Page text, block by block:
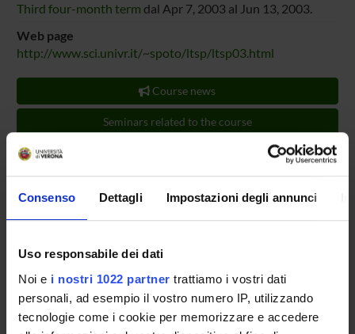
Consenso Dettagli Impostazioni degli annunci
Uso responsabile dei dati
Noi e i nostri 1022 partner trattiamo i vostri dati
personali, ad esempio il vostro numero IP, utilizzando
tecnologie come i cookie per memorizzare e accedere
Third four-month term dal Apr 7, 2003 al Jun 13, 2003.
Web page
http://www.sci.univr.it/~spoto/ltsp/ltsp03.html
Course news
Seminars related to the course
LESSON TIMETABLE
TEACHING AIDS
Documents
(Show/Hide)
|programma LTSP 2002/2003 (html, it, 0 KB, 17/10/02)
(Show/Hide)